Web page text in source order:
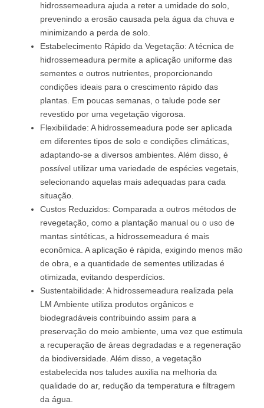
hidrossemeadura ajuda a reter a umidade do solo,
prevenindo a erosão causada pela água da chuva e
minimizando a perda de solo.
Estabelecimento Rápido da Vegetação: A técnica de
hidrossemeadura permite a aplicação uniforme das
sementes e outros nutrientes, proporcionando
condições ideais para o crescimento rápido das
plantas. Em poucas semanas, o talude pode ser
revestido por uma vegetação vigorosa.
Flexibilidade: A hidrossemeadura pode ser aplicada
em diferentes tipos de solo e condições climáticas,
adaptando-se a diversos ambientes. Além disso, é
possível utilizar uma variedade de espécies vegetais,
selecionando aquelas mais adequadas para cada
situação.
Custos Reduzidos: Comparada a outros métodos de
revegetação, como a plantação manual ou o uso de
mantas sintéticas, a hidrossemeadura é mais
econômica. A aplicação é rápida, exigindo menos mão
de obra, e a quantidade de sementes utilizadas é
otimizada, evitando desperdícios.
Sustentabilidade: A hidrossemeadura realizada pela
LM Ambiente utiliza produtos orgânicos e
biodegradáveis contribuindo assim para a
preservação do meio ambiente, uma vez que estimula
a recuperação de áreas degradadas e a regeneração
da biodiversidade. Além disso, a vegetação
estabelecida nos taludes auxilia na melhoria da
qualidade do ar, redução da temperatura e filtragem
da água.